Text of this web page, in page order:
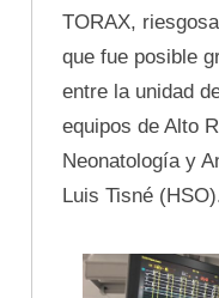
TORAX,
que fue posible
entre la unidad
equipos de Alto
Neonatología y
Luis Tisné